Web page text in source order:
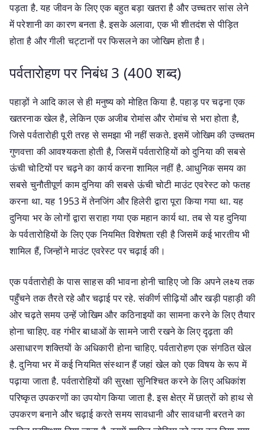
पड़ता है. यह जीवन के लिए एक बहुत बड़ा खतरा है और उच्चतर सांस लेने
में परेशानी का कारण बनता है. इसके अलावा, एक भी शीतदंश से पीड़ित
होता है और गीली चट्टानों पर फिसलने का जोखिम होता है।
पर्वतारोहण पर निबंध 3 (400 शब्द)
पहाड़ों ने आदि काल से ही मनुष्य को मोहित किया है. पहाड़ पर चढ़ना एक
खतरनाक खेल है, लेकिन एक अजीब रोमांस और रोमांच से भरा होता है,
जिसे पर्वतारोही पूरी तरह से समझा भी नहीं सकते. इसमें जोखिम की उच्चतम
गुणवत्ता की आवश्यकता होती है, जिसमें पर्वतारोहियों को दुनिया की सबसे
ऊंची चोटियों पर चढ़ने का कार्य करना शामिल नहीं है. आधुनिक समय का
सबसे चुनौतीपूर्ण काम दुनिया की सबसे ऊंची चोटी माउंट एवरेस्ट को फतह
करना था. यह 1953 में तेनजिंग और हिलेरी द्वारा पूरा किया गया था. यह
दुनिया भर के लोगों द्वारा सराहा गया एक महान कार्य था. तब से यह दुनिया
के पर्वतारोहियों के लिए एक नियमित विशेषता रही है जिसमें कई भारतीय भी
शामिल हैं, जिन्होंने माउंट एवरेस्ट पर चढ़ाई की।
एक पर्वतारोही के पास साहस की भावना होनी चाहिए जो कि अपने लक्ष्य तक
पहुँचने तक तैरते रहे और चढ़ाई पर रहे. संकीर्ण सीढ़ियों और खड़ी पहाड़ी की
ओर चढ़ते समय उन्हें जोखिम और कठिनाइयों का सामना करने के लिए तैयार
होना चाहिए. वह गंभीर बाधाओं के सामने जारी रखने के लिए दृढ़ता की
असाधारण शक्तियों के अधिकारी होना चाहिए. पर्वतारोहण एक संगठित खेल
है. दुनिया भर में कई नियमित संस्थान हैं जहां खेल को एक विषय के रूप में
पढ़ाया जाता है. पर्वतारोहियों की सुरक्षा सुनिश्चित करने के लिए अधिकांश
परिष्कृत उपकरणों का उपयोग किया जाता है. इस क्षेत्र में छात्रों को हाथ से
उपकरण बनाने और चढ़ाई करते समय सावधानी और सावधानी बरतने का